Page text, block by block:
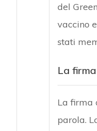
del
vaccino
stati
La
La firma
parola.